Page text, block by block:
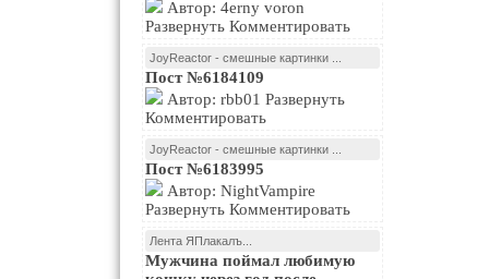
Развернуть Комментировать
JoyReactor - смешные картинки ...
Пост №6184109
Комментировать
JoyReactor - смешные картинки ...
Пост №6183995
Развернуть Комментировать
Лента ЯПлакалъ...
Мужчина поймал любимую